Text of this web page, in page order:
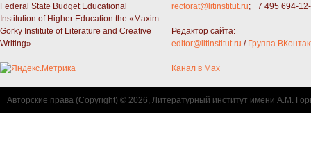
Federal State Budget Educational
Institution of Higher Education the «Maxim
Gorky Institute of Literature and Creative
Writing»
rectorat@litinstitut.ru; +7 495 694-
Редактор сайта:
editor@litinstitut.ru / Группа
Канал в Max
Авторские права (Copyright) © 2026, Литературный институт имени А.М.